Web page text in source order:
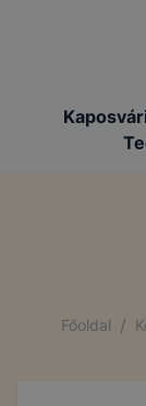
Főoldal /